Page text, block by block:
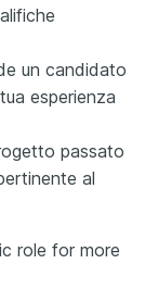
un candidato
esperienza
passato
al
role for more